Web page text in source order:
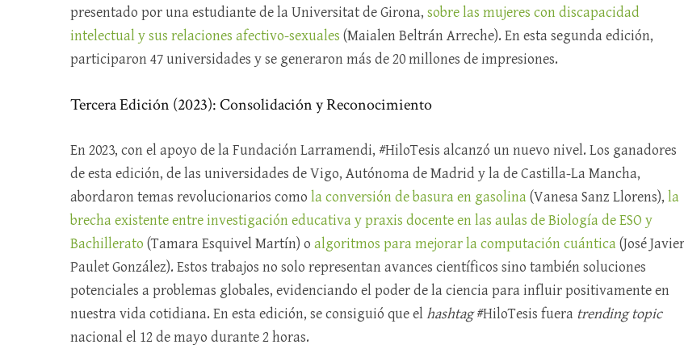
presentado por una estudiante de la Universitat de Girona, sobre las mujeres con discapacidad
intelectual y sus relaciones afectivo-sexuales (Maialen Beltrán Arreche). En esta segunda edición,
participaron 47 universidades y se generaron más de 20 millones de impresiones.
Tercera Edición (2023): Consolidación y Reconocimiento
En 2023, con el apoyo de la Fundación Larramendi, #HiloTesis alcanzó un nuevo nivel. Los ganadores
de esta edición, de las universidades de Vigo, Autónoma de Madrid y la de Castilla-La Mancha,
abordaron temas revolucionarios como la conversión de basura en gasolina(Vanesa Sanz Llorens), la
brecha existente entre investigación educativa y praxis docente en las aulas de Biología de ESO y
Bachillerato (Tamara Esquivel Martín) o algoritmos para mejorar la computación cuántica(José Javier
Paulet González). Estos trabajos no solo representan avances científicos sino también soluciones
potenciales a problemas globales, evidenciando el poder de la ciencia para influir positivamente en
nuestra vida cotidiana. En esta edición, se consiguió que elhashtag#HiloTesis fuera trending topic
nacional el 12 de mayo durante 2 horas.